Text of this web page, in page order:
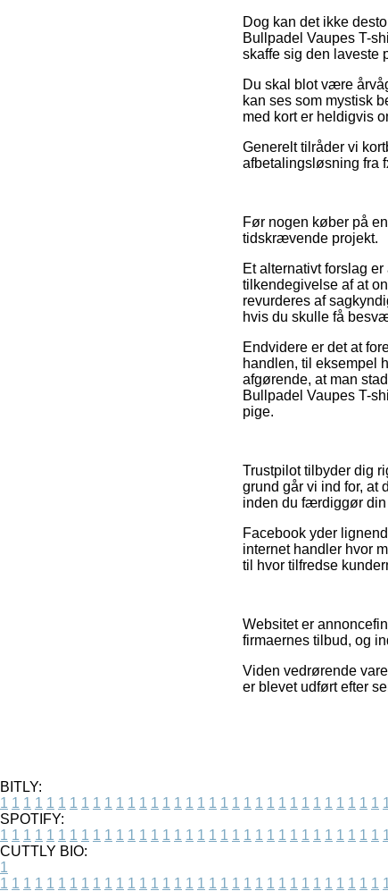
Dog kan det ikke
Bullpadel Vaupes T-
skaffe sig den laveste
Du skal blot være
kan ses som mystisk
med kort er heldigvis
Generelt tilråder vi
afbetalingsløsning fra
Før nogen køber på
tidskrævende projekt.
Et alternativt forslag
tilkendegivelse af at
revurderes af
hvis du skulle få
Endvidere er det at
handlen, til eksempel
afgørende, at man
Bullpadel Vaupes T-
pige.
Trustpilot tilbyder dig
grund går vi ind for, at
inden du færdiggør
Facebook yder
internet handler hvor
til hvor tilfredse
Websitet er
firmaernes tilbud, og
Viden vedrørende
er blevet udført efter
BITLY:
1 1 1 1 1 1 1 1 1 1 1 1 1 1 1 1 1 1 1 1 1 1 1 1 1 1 1 1 1 1 1 1 1
SPOTIFY:
1 1 1 1 1 1 1 1 1 1 1 1 1 1 1 1 1 1 1 1 1 1 1 1 1 1 1 1 1 1 1 1 1
CUTTLY BIO:
1
1 1 1 1 1 1 1 1 1 1 1 1 1 1 1 1 1 1 1 1 1 1 1 1 1 1 1 1 1 1 1 1 1